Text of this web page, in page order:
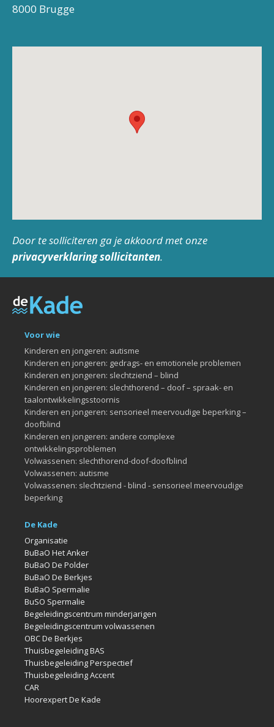
8000 Brugge
Door te solliciteren ga je akkoord met onze
privacyverklaring sollicitanten.
Voor wie
Kinderen en jongeren: autisme
Kinderen en jongeren: gedrags- en emotionele problemen
Kinderen en jongeren: slechtziend – blind
Kinderen en jongeren: slechthorend – doof – spraak- en
taalontwikkelingsstoornis
Kinderen en jongeren: sensorieel meervoudige beperking –
doofblind
Kinderen en jongeren: andere complexe
ontwikkelingsproblemen
Volwassenen: slechthorend-doof-doofblind
Volwassenen: autisme
Volwassenen: slechtziend - blind - sensorieel meervoudige
beperking
De Kade
Organisatie
BuBaO Het Anker
BuBaO De Polder
BuBaO De Berkjes
BuBaO Spermalie
BuSO Spermalie
Begeleidingscentrum minderjarigen
Begeleidingscentrum volwassenen
OBC De Berkjes
Thuisbegeleiding BAS
Thuisbegeleiding Perspectief
Thuisbegeleiding Accent
CAR
Hoorexpert De Kade